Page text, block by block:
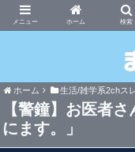
ホーム
まにゅそく
ホーム 生活/雑学系2chス
【警鐘】お医者
にます。」